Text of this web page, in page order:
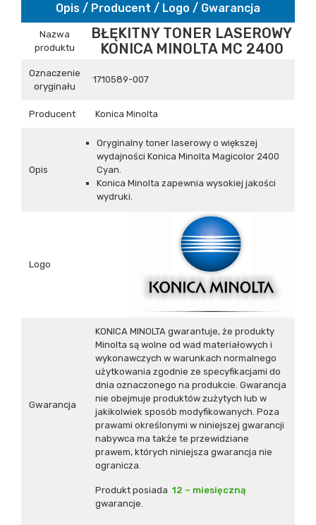
Opis / Producent / Logo / Gwarancja
Nazwa
produktu
BŁĘKITNY TONER LASEROWY
KONICA MINOLTA MC 2400
Oznaczenie
oryginału
1710589-007
Producent Konica Minolta
Opis
Oryginalny toner laserowy o większej
wydajności Konica Minolta Magicolor 2400
Cyan.
Konica Minolta zapewnia wysokiej jakości
wydruki.
Logo
Gwarancja
KONICA MINOLTA gwarantuje, że produkty
Minolta są wolne od wad materiałowych i
wykonawczych w warunkach normalnego
użytkowania zgodnie ze specyfikacjami do
dnia oznaczonego na produkcie. Gwarancja
nie obejmuje produktów zużytych lub w
jakikolwiek sposób modyfikowanych. Poza
prawami określonymi w niniejszej gwarancji
nabywca ma także te przewidziane
prawem, których niniejsza gwarancja nie
ogranicza.
Produkt posiada 12 – miesięczną
gwarancje.